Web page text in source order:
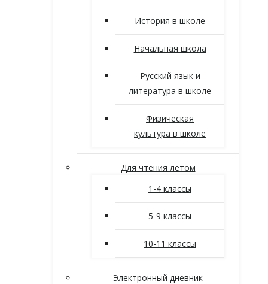
История в школе
Начальная школа
Русский язык и
литература в школе
Физическая
культура в школе
Для чтения летом
1-4 классы
5-9 классы
10-11 классы
Электронный дневник